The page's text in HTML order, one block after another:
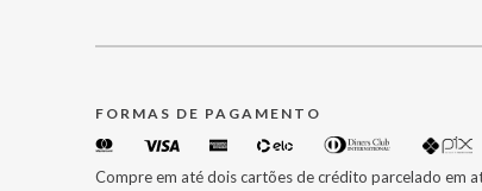
FORMAS DE PAGAMENTO
Compre em até dois cartões de crédito parcelado em